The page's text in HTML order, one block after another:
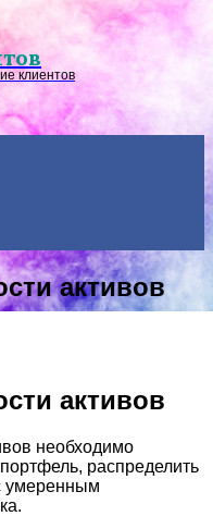
клиентов
активов
активов
необходимо
распределить
умеренным